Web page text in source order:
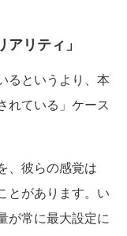
リティ」
るというより、本
れている」ケース
、彼らの感覚は
とがあります。い
が常に最大設定に